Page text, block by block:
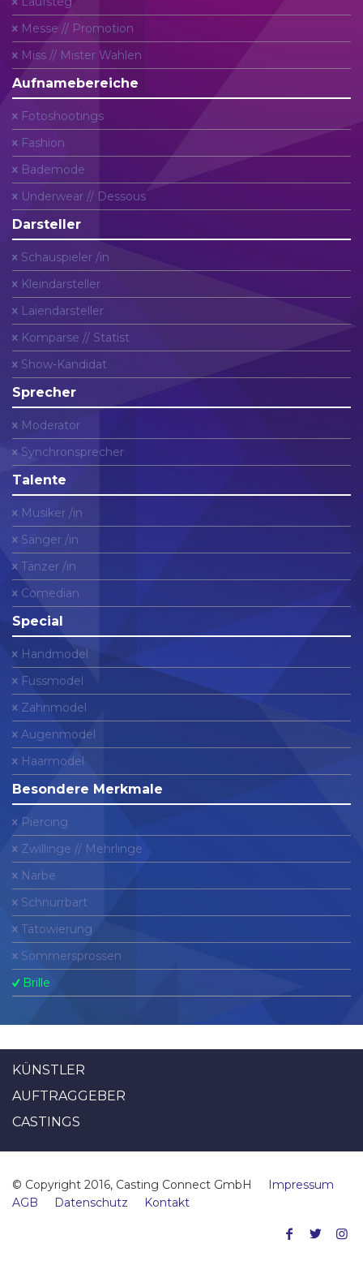
Messe // Promotion
Miss // Mister Wahlen
Aufnamebereiche
Fotoshootings
Fashion
Bademode
Underwear // Dessous
Darsteller
Schauspieler /in
Kleindarsteller
Laiendarsteller
Komparse // Statist
Show-Kandidat
Sprecher
Moderator
Synchronsprecher
Talente
Musiker /in
Sänger /in
Tänzer /in
Comedian
Special
Handmodel
Fussmodel
Zahnmodel
Augenmodel
Haarmodel
Besondere Merkmale
Piercing
Zwillinge // Mehrlinge
Narbe
Schnurrbart
Tätowierung
Sommersprossen
Brille
KÜNSTLER
AUFTRAGGEBER
CASTINGS
© Copyright 2016, Casting Connect GmbH
Impressum
AGB
Datenschutz Kontakt